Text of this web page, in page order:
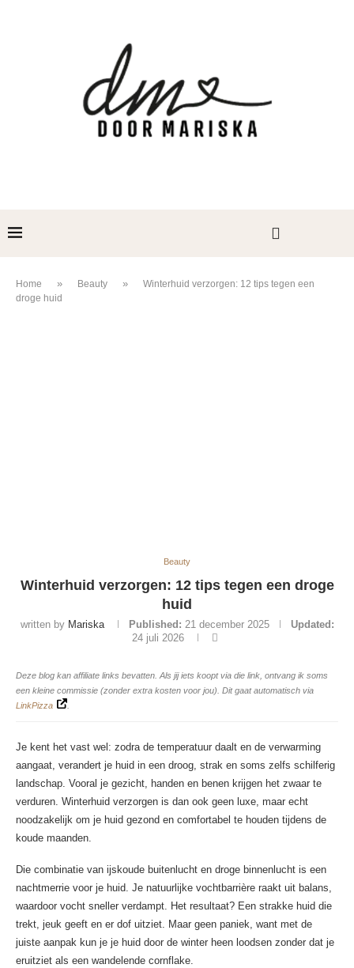
Home » Beauty »
Winterhuid verzorgen: 12 tips tegen een
droge huid
Beauty
Winterhuid verzorgen: 12 tips tegen een droge
huid
written by Mariska Published: 21 december 2025
Updated:
24 juli 2026
Deze blog kan affiliate links bevatten. Als jij iets koopt via die link, ontvang ik soms
een kleine commissie (zonder extra kosten voor jou). Dit gaat automatisch via
LinkPizza
Je kent het vast wel: zodra de temperatuur daalt en de verwarming
aangaat, verandert je huid in een droog, strak en soms zelfs schilferig
landschap. Vooral je gezicht, handen en benen krijgen het zwaar te
verduren. Winterhuid verzorgen is dan ook geen luxe, maar echt
noodzakelijk om je huid gezond en comfortabel te houden tijdens de
koude maanden.
Die combinatie van ijskoude buitenlucht en droge binnenlucht is een
nachtmerrie voor je huid. Je natuurlijke vochtbarrière raakt uit balans,
waardoor vocht sneller verdampt. Het resultaat? Een strakke huid die
trekt, jeuk geeft en er dof uitziet. Maar geen paniek, want met de
juiste aanpak kun je je huid door de winter heen loodsen zonder dat je
eruitziet als een wandelende cornflake.